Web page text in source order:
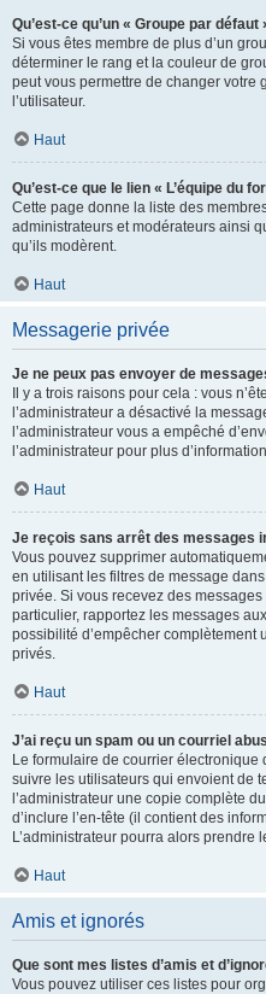
Qu’est-ce qu’un « Groupe par défaut
Si vous êtes membre de plus d’un
déterminer le rang et la couleur de
peut vous permettre de changer votre
l’utilisateur.
Haut
Qu’est-ce que le lien « L’équipe du
Cette page donne la liste des
administrateurs et modérateurs ainsi
qu’ils modèrent.
Haut
Messagerie privée
Je ne peux pas envoyer de
Il y a trois raisons pour cela : vous
l’administrateur a désactivé la
l’administrateur vous a empêché
l’administrateur pour plus
Haut
Je reçois sans arrêt des messages
Vous pouvez supprimer
en utilisant les filtres de message
privée. Si vous recevez des
particulier, rapportez les messages
possibilité d’empêcher complètement
privés.
Haut
J’ai reçu un spam ou un courriel
Le formulaire de courrier
suivre les utilisateurs qui envoient de
l’administrateur une copie complète
d’inclure l’en-tête (il contient des
L’administrateur pourra alors prendre
Haut
Amis et ignorés
Que sont mes listes d’amis et
Vous pouvez utiliser ces listes pour